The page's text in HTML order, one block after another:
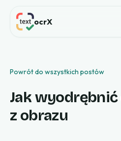
ocrX
Powrót do wszystkich postów
Jak
z obrazu